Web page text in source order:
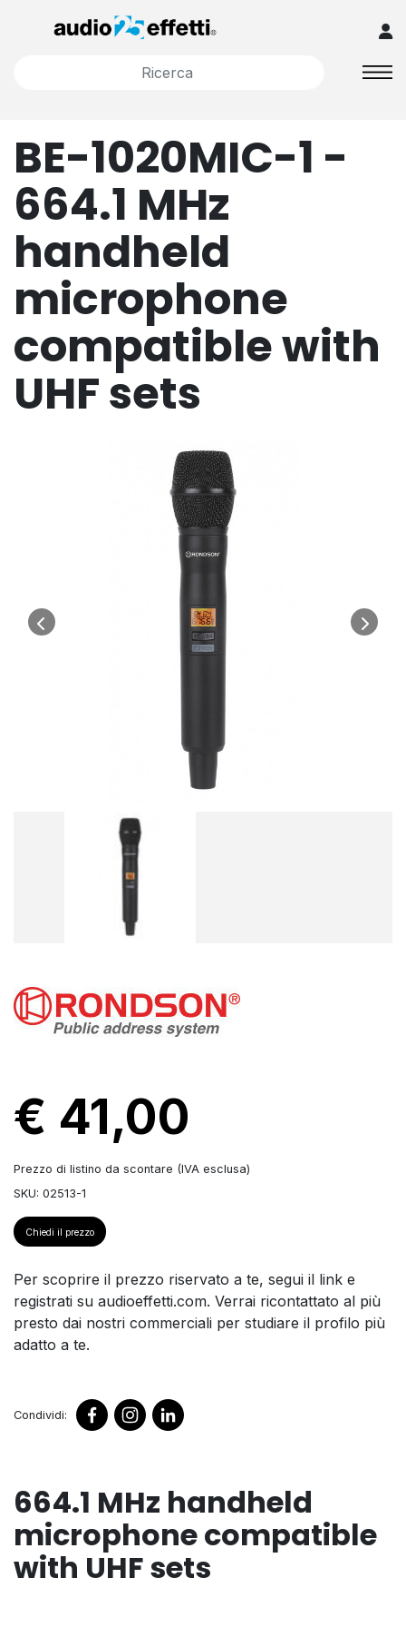
BE-1020MIC-1 -
664.1 MHz
handheld
microphone
compatible with
UHF sets
€ 41,00
Prezzo di listino da scontare (IVA esclusa)
SKU: 02513-1
Chiedi il prezzo
Per scoprire il prezzo riservato a te, segui il link e
registrati su audioeffetti.com. Verrai ricontattato al più
presto dai nostri commerciali per studiare il profilo più
adatto a te.
Condividi:
664.1 MHz handheld
microphone compatible
with UHF sets